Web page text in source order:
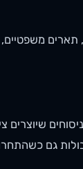
שיוצרים
גם